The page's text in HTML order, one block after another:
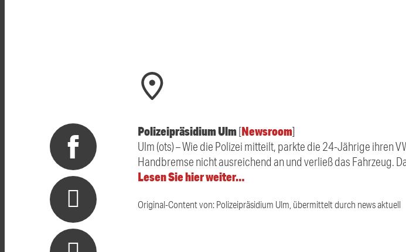
Polizeipräsidium Ulm[Newsroom]
Ulm (ots) – Wie die Polizei mitteilt, parkte die 24-Jährige ihren
Handbremse nicht ausreichend an und verließ das Fahrzeug.
Lesen Sie hier weiter…
Original-Content von: Polizeipräsidium Ulm, übermittelt durch news aktuell